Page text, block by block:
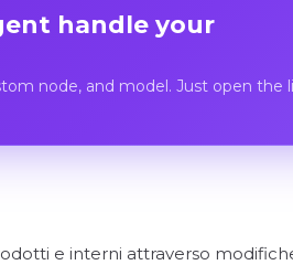
handle your
node, and model. Just open the
e interni attraverso